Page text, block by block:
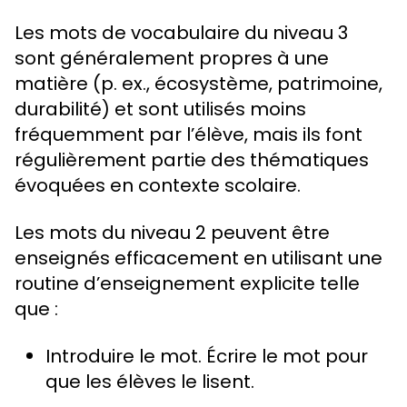
Les mots de vocabulaire du niveau 3
sont généralement propres à une
matière (p. ex., écosystème, patrimoine,
durabilité) et sont utilisés moins
fréquemment par l’élève, mais ils font
régulièrement partie des thématiques
évoquées en contexte scolaire.
Les mots du niveau 2 peuvent être
enseignés efficacement en utilisant une
routine d’enseignement explicite telle
que :
Introduire le mot. Écrire le mot pour
que les élèves le lisent.